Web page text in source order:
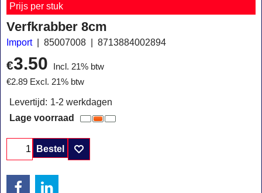
Prijs per stuk
Verfkrabber 8cm
Import 85007008 8713884002894
€3.50
Incl. 21% btw
€2.89 Excl. 21% btw
Levertijd: 1-2 werkdagen
Lage voorraad
Bestel